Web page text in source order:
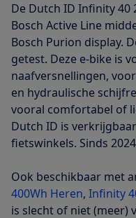
De Dutch ID Infinity 40
Bosch Active Line
Bosch Purion display.
getest. Deze e-bike is
naafversnellingen,
en hydraulische
vooral comfortabel of
Dutch ID is
fietswinkels. Sinds
Ook beschikbaar met
400Wh Heren, Infinity
is slecht of niet (meer)